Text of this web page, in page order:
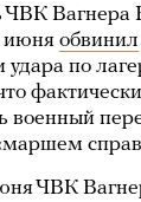
ЧВК Вагнера
июня обвинил
удара по
военный
ЧВК